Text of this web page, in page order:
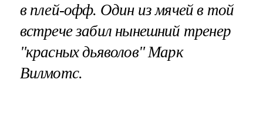
в плей-офф. Один из мячей в той
встрече забил нынешний тренер
"красных дьяволов" Марк
Вилмотс.